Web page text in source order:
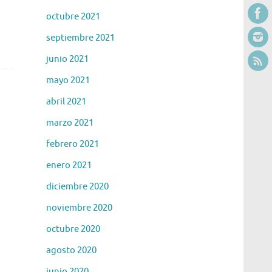
octubre 2021
septiembre 2021
junio 2021
mayo 2021
abril 2021
marzo 2021
febrero 2021
enero 2021
diciembre 2020
noviembre 2020
octubre 2020
agosto 2020